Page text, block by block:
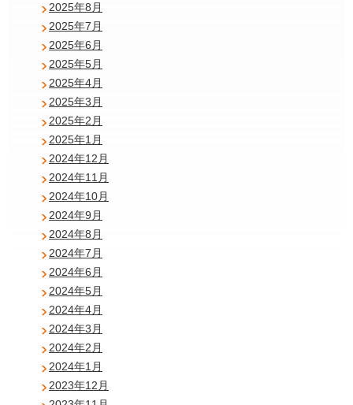
2025年8月
2025年7月
2025年6月
2025年5月
2025年4月
2025年3月
2025年2月
2025年1月
2024年12月
2024年11月
2024年10月
2024年9月
2024年8月
2024年7月
2024年6月
2024年5月
2024年4月
2024年3月
2024年2月
2024年1月
2023年12月